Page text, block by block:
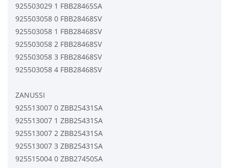
925503029 1 FBB28465SA
925503058 0 FBB28468SV
925503058 1 FBB28468SV
925503058 2 FBB28468SV
925503058 3 FBB28468SV
925503058 4 FBB28468SV
ZANUSSI
925513007 0 ZBB25431SA
925513007 1 ZBB25431SA
925513007 2 ZBB25431SA
925513007 3 ZBB25431SA
925515004 0 ZBB27450SA